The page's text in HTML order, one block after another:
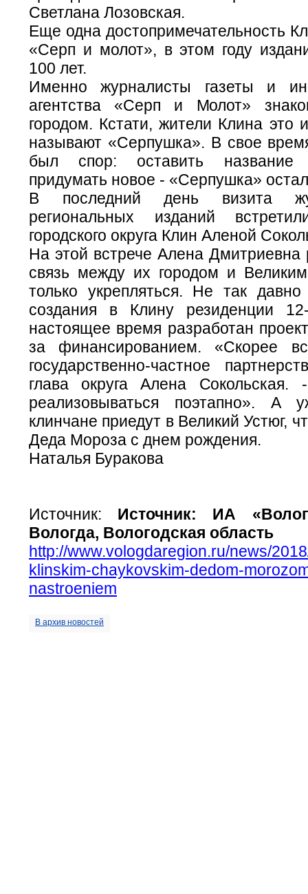
Светлана Лозовская.
Еще одна достопримечательность
«Серп и молот», в этом году
100 лет.
Именно журналисты газеты и
агентства «Серп и Молот»
городом. Кстати, жители Клина это
называют «Серпушка». В свое
был спор: оставить
придумать новое - «Серпушка»
В последний день визита
региональных изданий
городского округа Клин Аленой
На этой встрече Алена Дмитриевна
связь между их городом и
только укрепляться. Не так
создания в Клину резиденции
настоящее время разработан
за финансированием. «Скорее
государственно-частное
глава округа Алена Сокольская.
реализовываться поэтапно». А
клинчане приедут в Великий Устюг,
Деда Мороза с днем рождения.
Наталья Буракова
Источник: Источник: ИА
Вологда, Вологодская область
http://www.vologdaregion.ru/news/
klinskim-chaykovskim-dedom-
nastroeniem
В архив новостей